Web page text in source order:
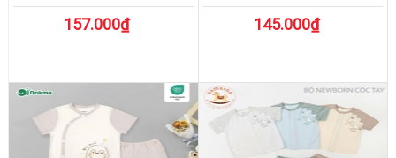
157.000₫ 145.000₫